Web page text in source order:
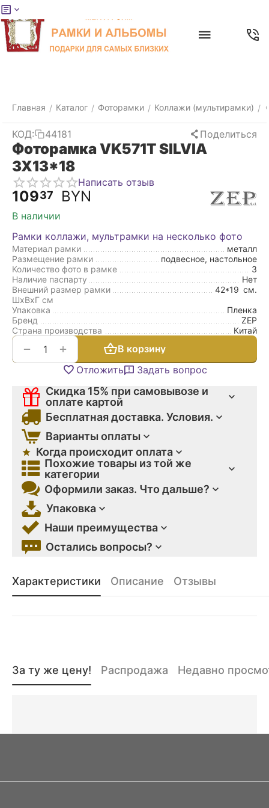
Главная / Каталог / Фоторамки / Коллажи (мультирамки) /
КОД: 44181 Поделиться
Фоторамка VK571T SILVIA
3X13*18
Написать отзыв
10937 BYN
В наличии
Рамки коллажи, мультрамки на несколько фото
Материал рамки
металл
Размещение рамки
подвесное, настольное
Количество фото в рамке
3
Наличие паспарту
Нет
Внешний размер рамки
ШxВxГ см
42*19 см.
Упаковка
Пленка
Бренд
ZEP
Страна производства
Китай
+
−
В корзину
Отложить
Задать вопрос
Скидка 15% при самовывозе и
оплате картой
Бесплатная доставка. Условия.
Варианты оплаты
Когда происходит оплата
Похожие товары из той же
категории
Оформили заказ. Что дальше?
Упаковка
Наши преимущества
Остались вопросы?
Характеристики Описание Отзывы
За ту же цену! Распродажа Недавно
Меню
товары